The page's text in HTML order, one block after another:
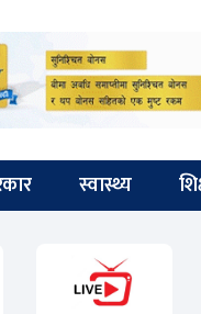
स्वास्थ्य